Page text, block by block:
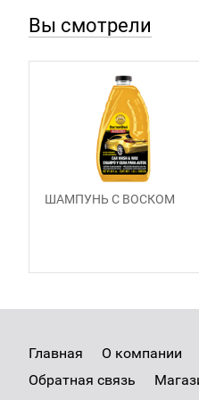
Вы смотрели
ШАМПУНЬ С ВОСКОМ
Главная О компании
Обратная связь